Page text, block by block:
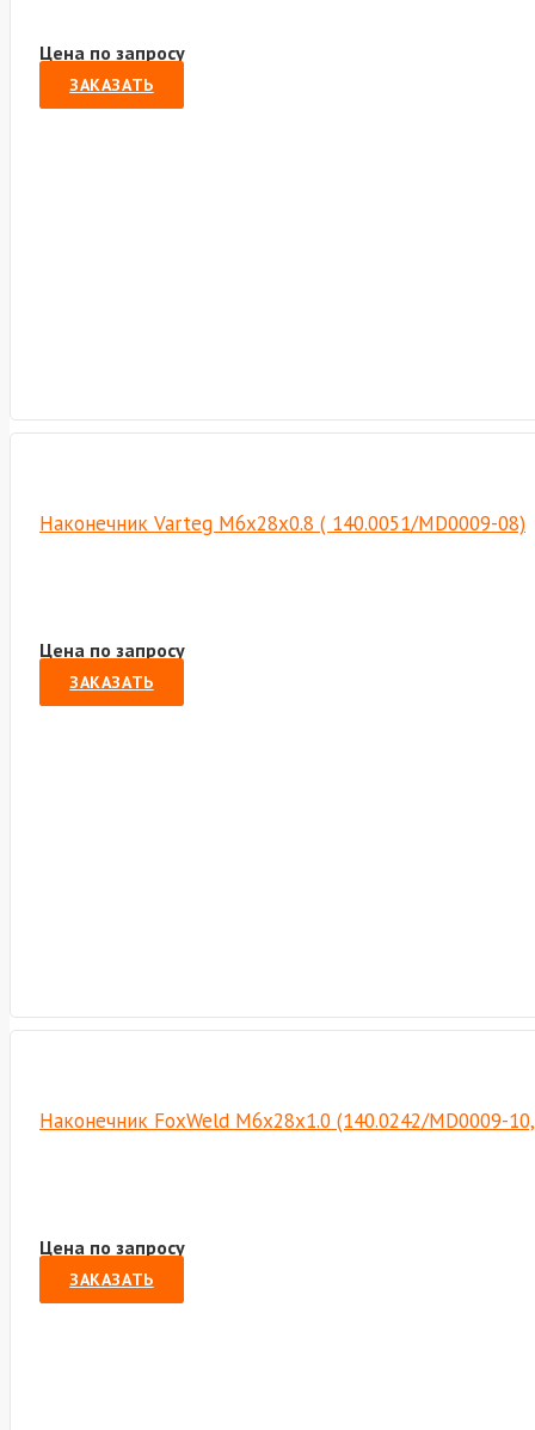
Цена по запросу
ЗАКАЗАТЬ
Наконечник Varteg M6х28х0.8 ( 140.0051/MD0009-08)
Цена по запросу
ЗАКАЗАТЬ
Наконечник FoxWeld M6х28х1.0 (140.0242/MD0009-
Цена по запросу
ЗАКАЗАТЬ